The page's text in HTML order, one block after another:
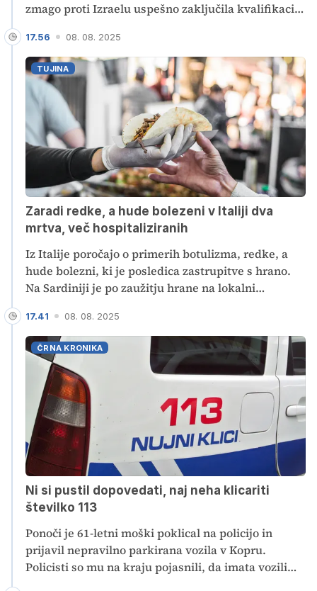
zmago proti Izraelu uspešno zaključila kvalifikacije
vzbudila odločitev igralk, ki se po tekmi niso želele
rokovati z izraelskimi tekmicami. Javnost je
razdeljena - od podpore do ostrih obsodb.
Odbojkarska zveza Slovenije se je od dejanja svojih
igralk distancirala.
TUJINA
17.56 08. 08. 2025
Zaradi redke, a hude bolezeni v Italiji dva
mrtva, več hospitaliziranih
Iz Italije poročajo o primerih botulizma, redke, a
hude bolezni, ki je posledica zastrupitve s hrano.
Na Sardiniji je po zaužitju hrane na lokalni
umrl 52-letnik, ki je jedel sendvič s klobaso in
brokolijem. Skupno so do zdaj zabeležili skoraj 20
primerov zastrupitev, nekateri so v kritičnem
stanju.
ČRNA KRONIKA
17.41 08. 08. 2025
Ni si pustil dopovedati, naj neha klicariti
številko 113
Ponoči je 61-letni moški poklical na policijo in
prijavil nepravilno parkirana vozila v Kopru.
Policisti so mu na kraju pojasnili, da imata vozili